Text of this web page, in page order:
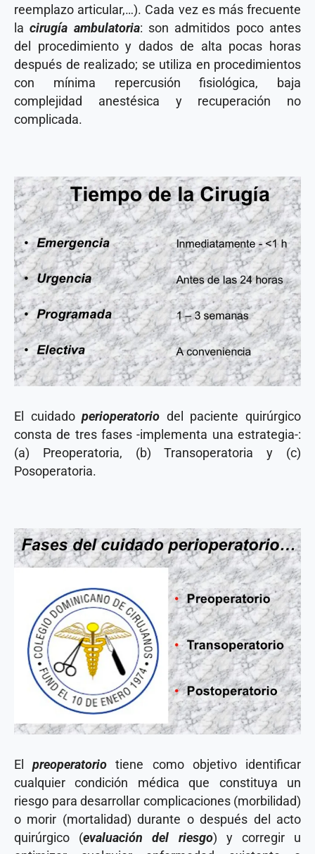
reemplazo articular,…). Cada vez es más frecuente
lacirugía ambulatoria: son admitidos poco antes
del procedimiento y dados de alta pocas horas
después de realizado; se utiliza en procedimientos
con mínima repercusión fisiológica, baja
complejidad anestésica y recuperación no
complicada.
El cuidadoperioperatorio del paciente quirúrgico
consta de tres fases -implementa una estrategia-:
(a) Preoperatoria, (b) Transoperatoria y (c)
Posoperatoria.
Elpreoperatorio tiene como objetivo identificar
cualquier condición médica que constituya un
riesgo para desarrollar complicaciones (morbilidad)
o morir (mortalidad) durante o después del acto
quirúrgico (evaluación del riesgo) y corregir u